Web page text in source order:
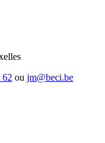
62 ou jm@beci.be